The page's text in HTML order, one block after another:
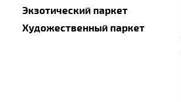
Экзотический паркет
Художественный паркет